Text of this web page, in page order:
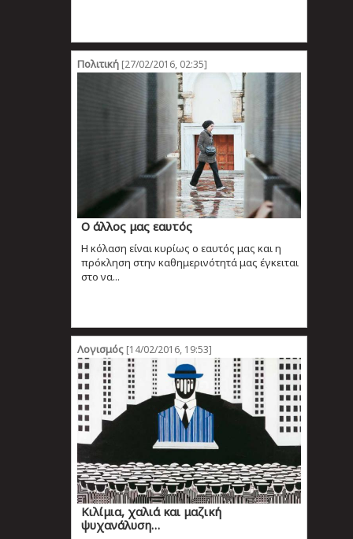
Πολιτική[27/02/2016, 02:35]
Ο άλλος μας εαυτός
Η κόλαση είναι κυρίως ο εαυτός μας και η
πρόκληση στην καθημερινότητά μας έγκειται
στο να...
Λογισμός[14/02/2016, 19:53]
Κιλίμια, χαλιά και μαζική
ψυχανάλυση…